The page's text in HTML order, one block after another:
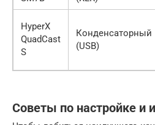
HyperX
QuadCast
S
Конденсаторный
(USB)
Советы по настройке и